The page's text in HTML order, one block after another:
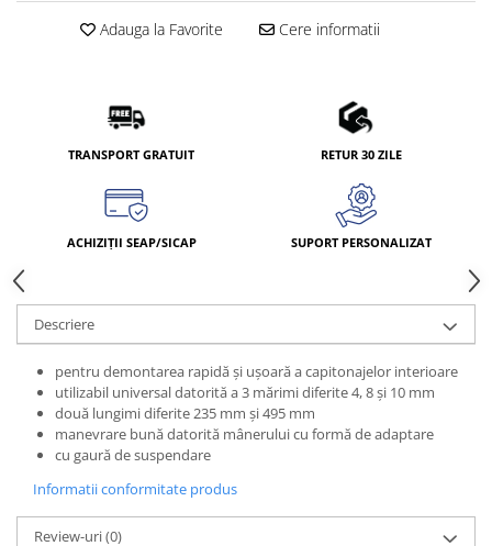
Adauga la Favorite Cere informatii
TRANSPORT GRATUIT RETUR 30 ZILE
ACHIZIȚII SEAP/SICAP SUPORT PERSONALIZAT
Descriere
pentru demontarea rapidă şi uşoară a capitonajelor interioare
utilizabil universal datorită a 3 mărimi diferite 4, 8 şi 10 mm
două lungimi diferite 235 mm şi 495 mm
manevrare bună datorită mânerului cu formă de adaptare
cu gaură de suspendare
Informatii conformitate produs
Review-uri(0)